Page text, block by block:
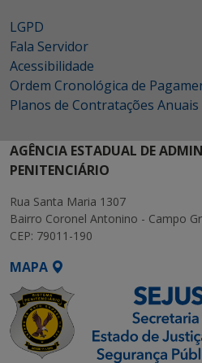
LGPD
Fala Servidor
Acessibilidade
Ordem Cronológica de
Planos de Contratações Anuais
AGÊNCIA ESTADUAL DE
PENITENCIÁRIO
Rua Santa Maria 1307
Bairro Coronel Antonino - Campo
CEP: 79011-190
MAPA